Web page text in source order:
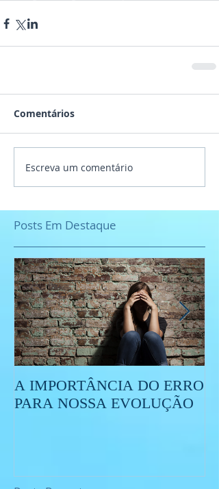
Comentários
Escreva um comentário
Posts Em Destaque
A IMPORTÂNCIA DO ERRO
PARA NOSSA EVOLUÇÃO